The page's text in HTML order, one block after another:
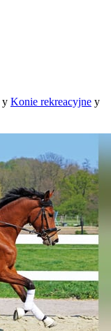
y Konie rekreacyjne y